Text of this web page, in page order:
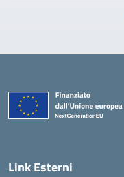
Link Esterni